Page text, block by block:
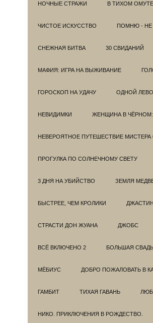
НОЧНЫЕ СТРАЖИ В ТИХОМ ОМУТЕ
ЧИСТОЕ ИСКУССТВО ПОМНЮ -
СНЕЖНАЯ БИТВА 30 СВИДАНИЙ
МАФИЯ: ИГРА НА ВЫЖИВАНИЕ
ГОРОСКОП НА УДАЧУ ОДНОЙ
НЕВИДИМКИ ЖЕНЩИНА В ЧЁРНОМ:
НЕВЕРОЯТНОЕ ПУТЕШЕСТВИЕ МИСТЕРА
ПРОГУЛКА ПО СОЛНЕЧНОМУ СВЕТУ
3 ДНЯ НА УБИЙСТВО ЗЕМЛЯ
БЫСТРЕЕ, ЧЕМ КРОЛИКИ ДЖАСТИН
СТРАСТИ ДОН ЖУАНА ДЖОБС
ВСЁ ВКЛЮЧЕНО 2 БОЛЬШАЯ
МЁБИУС ДОБРО ПОЖАЛОВАТЬ В
ГАМБИТ ТИХАЯ ГАВАНЬ
НИКО. ПРИКЛЮЧЕНИЯ В РОЖДЕСТВО.